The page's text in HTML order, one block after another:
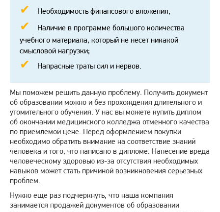
Необходимость финансового вложения;
Наличие в программе большого количества
учебного материала, который не несет никакой
смысловой нагрузки;
Напрасные траты сил и нервов.
Мы поможем решить данную проблему. Получить документ
об образовании можно и без прохождения длительного и
утомительного обучения. У нас вы можете купить диплом
об окончании медицинского колледжа отменного качества
по приемлемой цене. Перед оформлением покупки
необходимо обратить внимание на соответствие знаний
человека и того, что написано в дипломе. Нанесение вреда
человеческому здоровью из-за отсутствия необходимых
навыков может стать причиной возникновения серьезных
проблем.
Нужно еще раз подчеркнуть, что наша компания
занимается продажей документов об образовании